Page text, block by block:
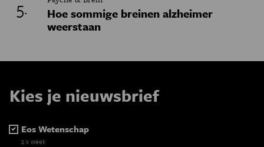
Hoe sommige breinen alzheimer
weerstaan
Kies je nieuwsbrief
Eos Wetenschap
2 x week